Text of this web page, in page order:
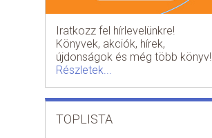
Iratkozz fel hírlevelünkre!
Könyvek, akciók, hírek,
újdonságok és még több könyv!
Részletek...
TOPLISTA